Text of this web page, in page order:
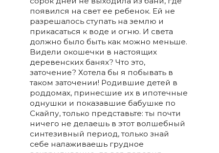
появился на свет ее ребенок. Ей не
разрешалось ступать на землю и
прикасаться к воде и огню. И света
должно было быть как можно меньше.
Видели окошечки в настоящих
деревенских банях? Что это,
заточение? Хотела бы я побывать в
таком заточении! Родившие детей в
роддомах, принесшие их в ипотечные
однушки и показавшие бабушке по
Скайпу, только представьте: ты почти
ничего не делаешь в этот волшебный
синтезивный период, только знай
себе налаживаешь грудное